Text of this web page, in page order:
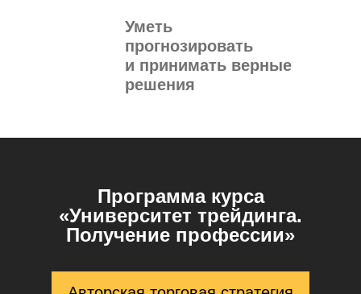
Уметь
прогнозировать
и принимать верные
решения
Программа курса
«Университет трейдинга.
Получение профессии»